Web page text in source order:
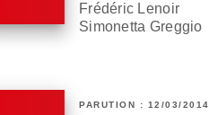
Frédéric Lenoir
Simonetta Greggio
PARUTION : 12/03/2014